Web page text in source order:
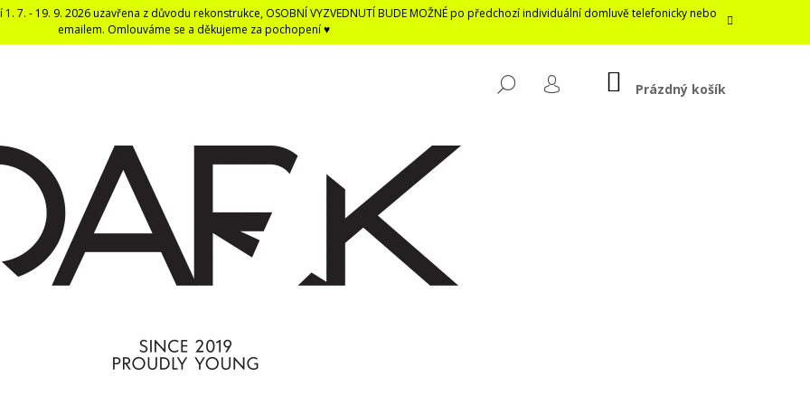
7. - 19. 9. 2026 uzavřena z důvodu rekonstrukce, OSOBNÍ VYZVEDNUTÍ BUDE MOŽNÉ po předchozí individuální domluvě telefonicky nebo
emailem. Omlouváme se a děkujeme za pochopení ♥
HLEDAT
PŘIHLÁŠENÍ
NÁKUPNÍ
KOŠÍK
Prázdný košík
HLEDAT
DOPORUČUJEME